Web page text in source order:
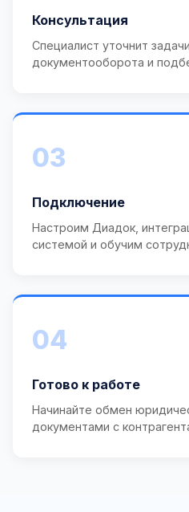
Консультация
Специалист уточнит
документооборота и
03
Подключение
Настроим Диадок,
системой и обучим
04
Готово к работе
Начинайте обмен
документами с